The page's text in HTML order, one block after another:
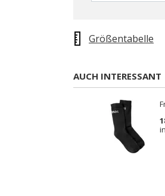
Größentabelle
AUCH INTERESSANT